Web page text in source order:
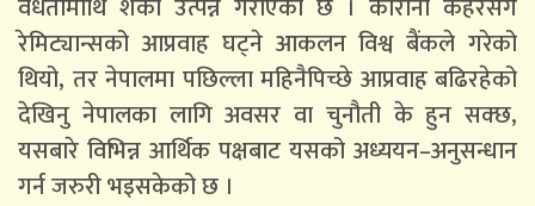
रेमिट्यान्सको आप्रवाह घट्ने आकलन विश्व बैंकले गरेको
थियो, तर नेपालमा पछिल्ला महिनैपिच्छे आप्रवाह बढिरहेको
देखिनु नेपालका लागि अवसर वा चुनौती के हुन सक्छ,
यसबारे विभिन्न आर्थिक पक्षबाट यसको अध्ययन–अनुसन्धान
गर्न जरुरी भइसकेको छ ।